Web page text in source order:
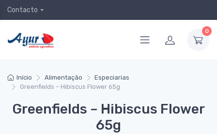
Contacto
0
Início Alimentação
Especiarias
Greenfields – Hibiscus Flower 65g
Greenfields – Hibiscus Flower
65g